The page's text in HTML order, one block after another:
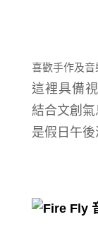
喜歡手作及
這裡具備
結合文創 氣
是假日午